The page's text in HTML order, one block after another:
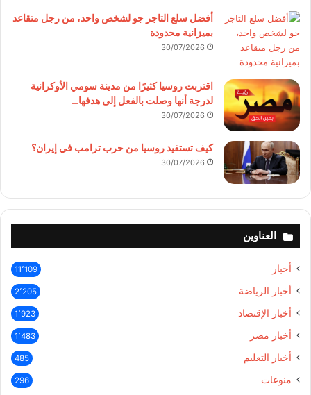
أفضل سلع التاجر جو لشخص واحد، من رجل متقاعد
بميزانية محدودة
30/07/2026
اقتربت روسيا كثيرًا من مدينة سومي الأوكرانية
لدرجة أنها وصلت بالفعل إلى هدفها…
30/07/2026
كيف تستفيد روسيا من حرب ترامب في إيران؟
30/07/2026
العناوين
أخبار 11٬109
أخبار الرياضة 2٬205
أخبار الإقتصاد 1٬923
أخبار مصر 1٬483
أخبار التعليم 485
منوعات 296